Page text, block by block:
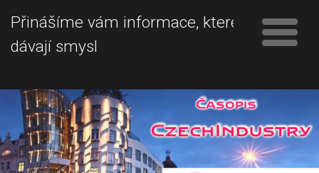
Přinášíme vám informace, které
dávají smysl